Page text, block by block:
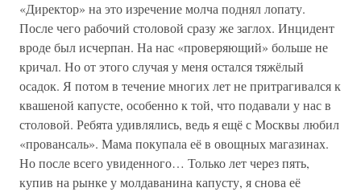
«Директор» на это изречение молча поднял лопату.
После чего рабочий столовой сразу же заглох. Инцидент
вроде был исчерпан. На нас «проверяющий» больше не
кричал. Но от этого случая у меня остался тяжёлый
осадок. Я потом в течение многих лет не притрагивался к
квашеной капусте, особенно к той, что подавали у нас в
столовой. Ребята удивлялись, ведь я ещё с Москвы любил
«провансаль». Мама покупала её в овощных магазинах.
Но после всего увиденного… Только лет через пять,
купив на рынке у молдаванина капусту, я снова её